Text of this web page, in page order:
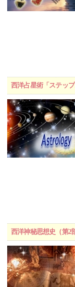
西洋占星術「ステッ
西洋神秘思想史（第2